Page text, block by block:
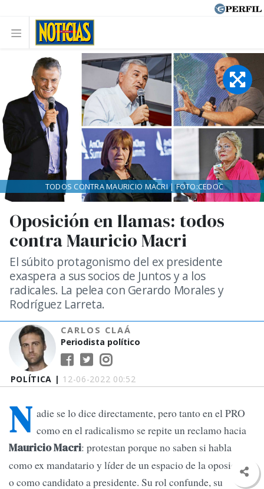
POLÍTICA | 12-06-2022 00:52
Oposición en llamas: todos
contra Mauricio Macri
El súbito protagonismo del ex presidente
exaspera a sus socios de Juntos y a los
radicales. La pelea con Gerardo Morales y
Rodríguez Larreta.
CARLOS CLAÁ
Periodista político
TODOS CONTRA MAURICIO MACRI | FOTO:CEDOC
N adie se lo dice directamente, pero tanto en el PRO
como en el radicalismo se repite un reclamo hacia
Mauricio Macri: protestan porque no saben si habla
como ex mandatario y líder de un espacio de la oposición
o como candidato a presidente. Su rol confunde, su